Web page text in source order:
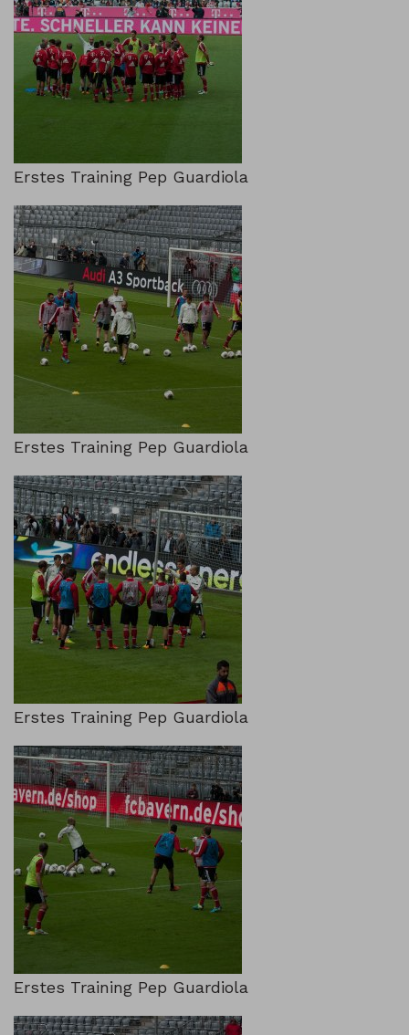
Erstes Training Pep Guardiola
Erstes Training Pep Guardiola
Erstes Training Pep Guardiola
Erstes Training Pep Guardiola